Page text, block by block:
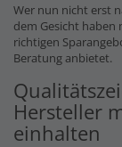
Wer nun nicht erst
dem Gesicht
richtigen
Beratung anbietet.
Hersteller
einhalten